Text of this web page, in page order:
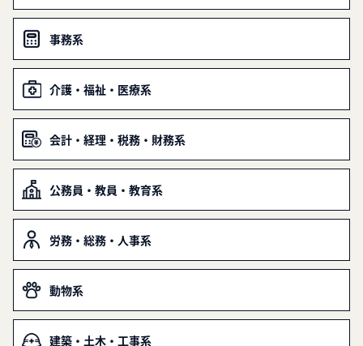
事務系
介護・福祉・医療系
会計・経理・税務・財務系
公務員・教員・教育系
労務・総務・人事系
動物系
建築・土木・工事系